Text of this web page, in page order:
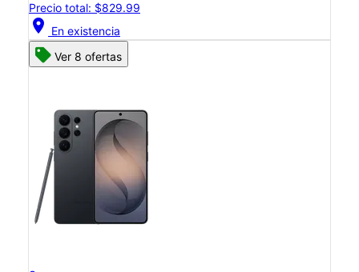
Precio total: $829.99
location_on En existencia
Ver 8 ofertas